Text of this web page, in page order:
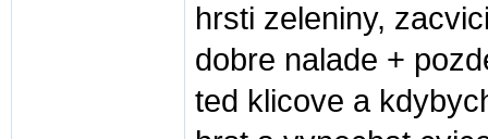
hrsti zeleniny,
dobre nalade +
ted klicove a